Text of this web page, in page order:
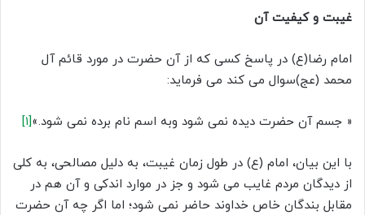
غیبت و کیفیت آن
امام رضا(ع) در پاسخ کسی که از آن حضرت در مورد قائم آل
محمد (عج)سوال می کند می فرماید:
« جسم آن حضرت دیده نمی شود وبه اسم نام برده نمی شود.»[۱]
با این بیان، امام (ع) در طول زمان غیبت، به دلیل مصالحی، به کلی
از دیدگان مردم غایب می شود و جز در موارد اندکی و آن هم در
مقابل بندگان خاص خداوند حاضر نمی شود؛ اما اگر چه آن حضرت